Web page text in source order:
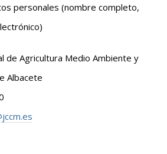
personales (nombre completo,
de Agricultura Medio Ambiente y
Albacete